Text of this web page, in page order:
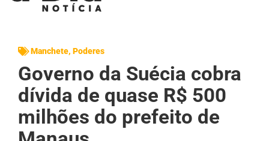
Manchete, Poderes
Governo da Suécia cobra
dívida de quase R$ 500
milhões do prefeito de